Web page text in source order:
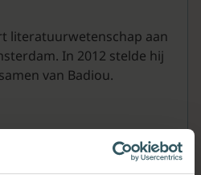
literatuurwetenschap aan
In 2012 stelde hij
van Badiou.